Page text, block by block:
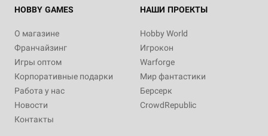
HOBBY GAMES
О магазине
Франчайзинг
Игры оптом
Корпоративные подарки
Работа у нас
Новости
Контакты
НАШИ ПРОЕКТЫ
Hobby World
Игрокон
Warforge
Мир фантастики
Берсерк
CrowdRepublic